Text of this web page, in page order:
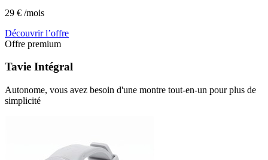
29 € /mois
Découvrir l’offre
Offre premium
Tavie Intégral
Autonome, vous avez besoin d'une montre tout-en-un pour plus de
simplicité